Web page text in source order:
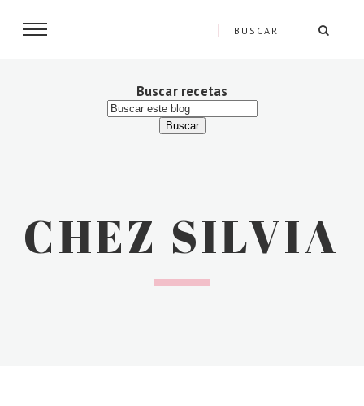
Buscar recetas
CHEZ SILVIA